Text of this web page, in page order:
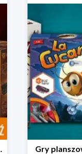
Zestaw małego gamera na Święta w super cenie Gry